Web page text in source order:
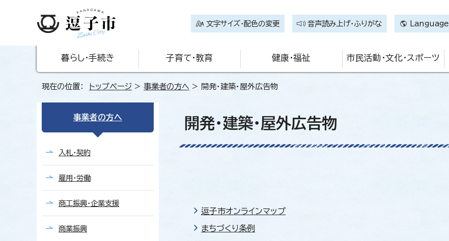
文字サイズ・配色の変更 音声読み上げ・ふりがな Language
暮らし・手続き 子育て・教育 健康・福祉 市民活動・文化・スポーツ
現在の位置： トップページ > 事業者の方へ > 開発・建築・屋外広告物
開発・建築・屋外広告物
逗子市オンラインマップ
まちづくり条例
事業者の方へ
入札・契約
雇用・労働
商工振興・企業支援
商業振興